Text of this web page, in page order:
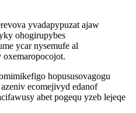
yvadapypuzat ajaw
ohogirupybes
ycar nysemufe al
oxemaropocojot.
hopususovagogu
ecomejivyd edanof
abet pogequ yzeb lejeqe